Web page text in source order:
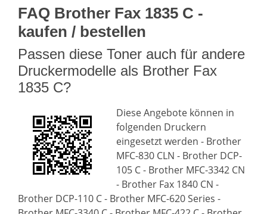
FAQ Brother Fax 1835 C -
kaufen / bestellen
Passen diese Toner auch für andere
Druckermodelle als Brother Fax
1835 C?
Diese Angebote können in
folgenden Druckern
eingesetzt werden - Brother
MFC-830 CLN - Brother DCP-
105 C - Brother MFC-3342 CN
- Brother Fax 1840 CN -
Brother DCP-110 C - Brother MFC-620 Series -